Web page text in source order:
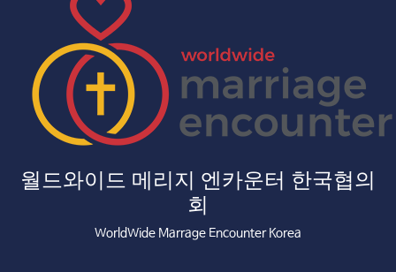
월드와이드 메리지 엔카운터 한국협의
회
WorldWide Marrage Encounter Korea